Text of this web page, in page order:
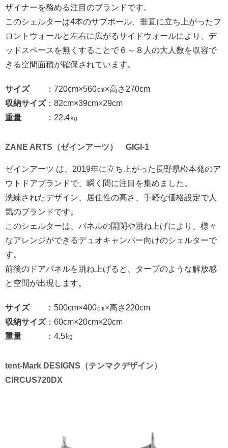
ザイナーを務める注目のブランドです。
このシェルターは4本のサブポール、垂直に立ち上がったフ
ロントウォールと左右に広がるサイドウォールにより、デ
ッドスペースを無くすることで６～８人の大人数を収容で
きる空間面積が確保されています。
サイズ：720cm×560㎝×高さ270cm
収納サイズ：82cm×39cm×29cm
重量 ：22.4㎏
ZANE ARTS（ゼインアーツ） GIGI-1
ゼインアーツ は、2019年に立ち上がった長野県松本発のア
ウトドアブランドで、瞬く間に注目を集めました。
洗練されたデザイン、居住性の高さ、手軽な価格設定で人
気のブランドです。
このシェルターは、パネルの開閉や跳ね上げにより、様々
なアレンジができるデュオキャンパー向けのシェルターで
す。
前後のドアパネルを跳ね上げると、タープのような解放感
と空間が出現します。
サイズ：500cm×400㎝×高さ220cm
収納サイズ：60cm×20cm×20cm
重量 ：4.5㎏
tent-Mark DESIGNS（テンマクデザイン）
CIRCUS720DX